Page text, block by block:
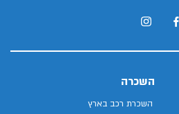
השכרה
השכרת רכב בארץ